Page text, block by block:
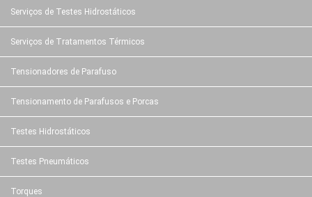
Serviços de Testes Hidrostáticos
Serviços de Tratamentos Térmicos
Tensionadores de Parafuso
Tensionamento de Parafusos e Porcas
Testes Hidrostáticos
Testes Pneumáticos
Torques